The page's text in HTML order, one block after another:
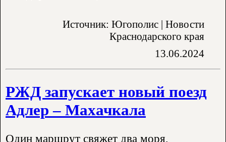
Источник: Югополис | Новости
Краснодарского края
13.06.2024
РЖД запускает новый поезд
Адлер – Махачкала
Один маршрут свяжет два моря,